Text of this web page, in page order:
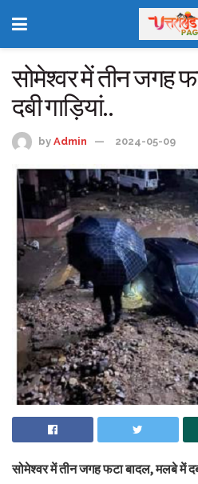
सोमेश्वर में तीन जगह
दबी गाड़ियां..
by Admin 2024-05-09
सोमेश्वर में तीन जगह फटा बादल, मलबे में